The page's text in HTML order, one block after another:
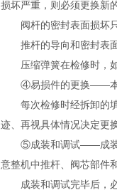
损坏严重，则必须更换新
阀杆的密封表面损坏只
推杆的导向和密封表面
压缩弹簧在检修时，如
④易损件的更换——本调
每次检修时经拆卸的填
迹、再视具体情况决定更
⑤成装和调试——成装时
意整机中推杆、阀芯部件
成装和调试完毕后，必